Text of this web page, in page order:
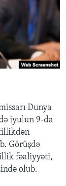
Dunya
iyulun 9-da
Görüşdə
fəaliyyəti,
olub.